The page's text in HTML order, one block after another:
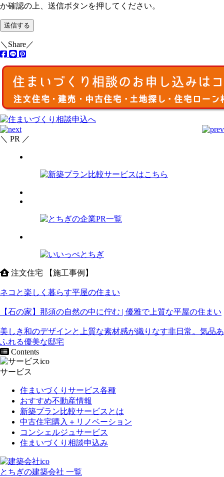
か確認の上、送信ボタンを押してください。
＼Share／
＼ PR ／
注文住宅 【施工事例】
ネコと楽しく暮らす平屋の住まい
【石の家】那須の自然の中に佇む | 優雅で上質な平屋の住まい
美しき和のデザインと上質な素材感が織りなす非日常。気品あ
ふれる優美な邸宅
Contents
サービス
住まいづくりサービス各種
おすすめ不動産情報
新築プラン比較サービスとは
中古住宅購入＋リノベーション
コンシェルジュサービス
住まいづくり相談申込み
とちぎの建築会社 一覧